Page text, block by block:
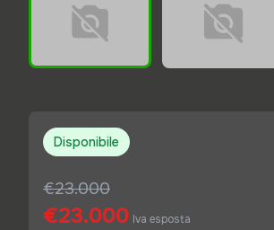
Disponibile
€23.000
€23.000 Iva esposta